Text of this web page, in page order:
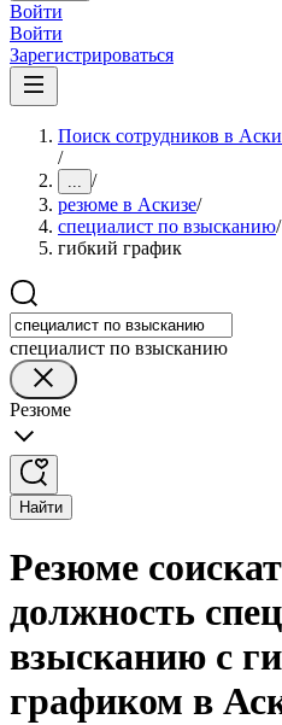
Войти
Войти
Зарегистрироваться
Поиск сотрудников в
/
... /
резюме в Аскизе/
специалист по взысканию/
гибкий график
специалист по взысканию
Резюме
Найти
Резюме
должность
взысканию с
графиком в